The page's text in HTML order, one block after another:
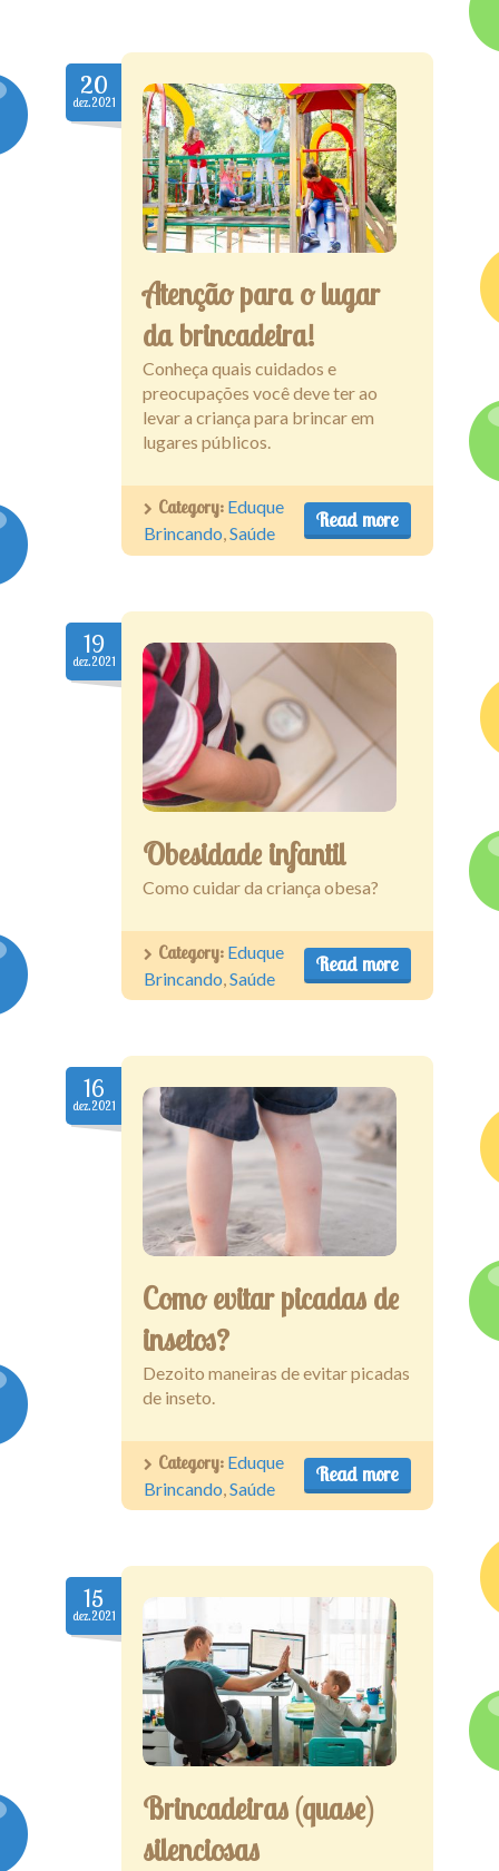
20
dez.2021
Atenção para o lugar
da brincadeira!
Conheça quais cuidados e
preocupações você deve ter ao
levar a criança para brincar em
lugares públicos.
Read more
Category: Eduque
Brincando,Saúde
19
dez.2021
Obesidade infantil
Como cuidar da criança obesa?
Read more
Category: Eduque
Brincando Saúde
16
dez.2021
Como evitar picadas de
insetos?
Dezoito maneiras de evitar picadas
de inseto.
Read more
Category: Eduque
Brincando,Saúde
15
dez.2021
Brincadeiras (quase)
silenciosas